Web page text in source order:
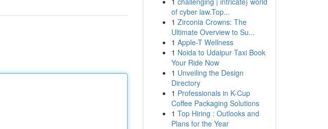
of cyber law.Top...
1 Zirconia Crowns: The
Ultimate Overview to Su...
1 Apple-T Wellness
1 Noida to Udaipur Taxi Book
Your Ride Now
1 Unveiling the Design
Directory
1 Professionals in K-Cup
Coffee Packaging Solutions
1 Top Hiring : Outlooks and
Plans for the Year